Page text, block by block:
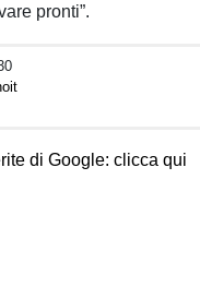
pronti”.
di Google: clicca qui